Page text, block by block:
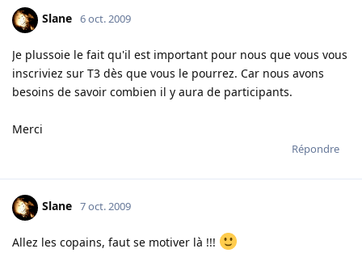
Slane 6 oct. 2009
Je plussoie le fait qu'il est important pour nous que vous vous
inscriviez sur T3 dès que vous le pourrez. Car nous avons
besoins de savoir combien il y aura de participants.
Merci
Répondre
Slane 7 oct. 2009
Allez les copains, faut se motiver là !!!